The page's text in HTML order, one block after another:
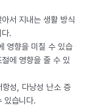
서 지내는 생활 방식
.
영향을 미칠 수 있습
에 영향을 줄 수 있
성, 다낭성 난소 증
있습니다.